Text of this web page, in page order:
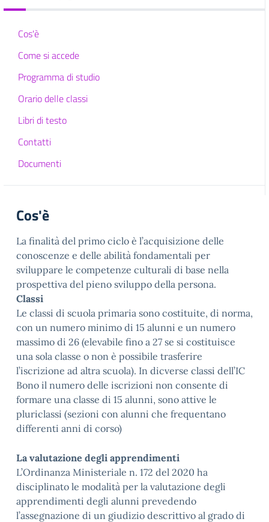
Cos'è
Come si accede
Programma di studio
Orario delle classi
Libri di testo
Contatti
Documenti
Cos'è
La finalità del primo ciclo è l’acquisizione delle
conoscenze e delle abilità fondamentali per
sviluppare le competenze culturali di base nella
prospettiva del pieno sviluppo della persona.
Classi
Le classi di scuola primaria sono costituite, di norma,
con un numero minimo di 15 alunni e un numero
massimo di 26 (elevabile fino a 27 se si costituisce
una sola classe o non è possibile trasferire
l’iscrizione ad altra scuola). In dicverse classi dell’IC
Bono il numero delle iscrizioni non consente di
formare una classe di 15 alunni, sono attive le
pluriclassi (sezioni con alunni che frequentano
differenti anni di corso)
La valutazione degli apprendimenti
L’Ordinanza Ministeriale n. 172 del 2020 ha
disciplinato le modalità per la valutazione degli
apprendimenti degli alunni prevedendo
l’assegnazione di un giudizio descrittivo al grado di